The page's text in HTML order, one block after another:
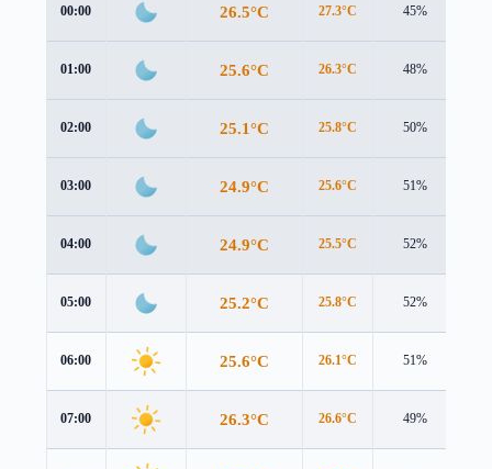
00:00 26.5°C 27.3°C 45%
01:00 25.6°C 26.3°C 48%
02:00 25.1°C 25.8°C 50%
03:00 24.9°C 25.6°C 51%
04:00 24.9°C 25.5°C 52%
05:00 25.2°C 25.8°C 52%
06:00 25.6°C 26.1°C 51%
07:00 26.3°C 26.6°C 49%